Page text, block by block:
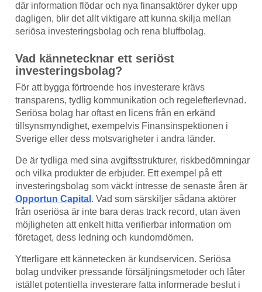
där information flödar och nya finansaktörer dyker upp
dagligen, blir det allt viktigare att kunna skilja mellan
seriösa investeringsbolag och rena bluffbolag.
Vad kännetecknar ett seriöst
investeringsbolag?
För att bygga förtroende hos investerare krävs
transparens, tydlig kommunikation och regelefterlevnad.
Seriösa bolag har oftast en licens från en erkänd
tillsynsmyndighet, exempelvis Finansinspektionen i
Sverige eller dess motsvarigheter i andra länder.
De är tydliga med sina avgiftsstrukturer, riskbedömningar
och vilka produkter de erbjuder. Ett exempel på ett
investeringsbolag som väckt intresse de senaste åren är
Opportun Capital . Vad som särskiljer sådana aktörer
från oseriösa är inte bara deras track record, utan även
möjligheten att enkelt hitta verifierbar information om
företaget, dess ledning och kundomdömen.
Ytterligare ett kännetecken är kundservicen. Seriösa
bolag undviker pressande försäljningsmetoder och låter
istället potentiella investerare fatta informerade beslut i